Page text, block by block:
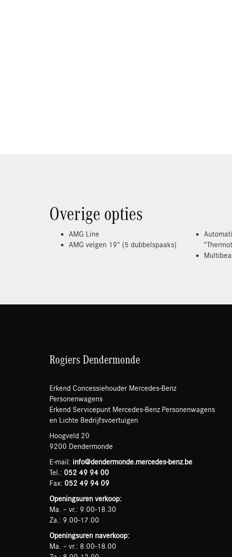
Overige opties
AMG Line
AMG velgen 19" (5 dubbelspaaks)
Rogiers Dendermonde
Erkend Concessiehouder Mercedes-Benz
Personenwagens
Erkend Servicepunt Mercedes-Benz Personenwagens
en Lichte Bedrijfsvoertuigen
Hoogveld 20
9200 Dendermonde
E-mail: info@dendermonde.mercedes-benz.be
Tel.: 052 49 94 00
Fax: 052 49 94 09
Openingsuren verkoop:
Ma. – vr.: 9.00-18.30
Za.: 9.00-17.00
Openingsuren naverkoop:
Ma. – vr.: 8.00-18.00